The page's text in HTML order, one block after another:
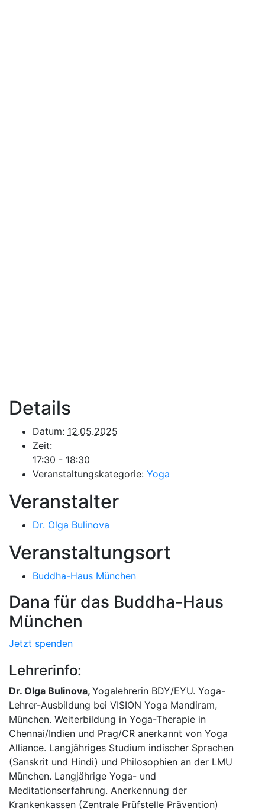
Details
Datum: 12.05.2025
Zeit:
17:30 - 18:30
Veranstaltungskategorie: Yoga
Veranstalter
Dr. Olga Bulinova
Veranstaltungsort
Buddha-Haus München
Dana für das Buddha-Haus
München
Jetzt spenden
Lehrerinfo:
Dr. Olga Bulinova, Yogalehrerin BDY/EYU. Yoga-
Lehrer-Ausbildung bei VISION Yoga Mandiram,
München. Weiterbildung in Yoga-Therapie in
Chennai/Indien und Prag/CR anerkannt von Yoga
Alliance. Langjähriges Studium indischer Sprachen
(Sanskrit und Hindi) und Philosophien an der LMU
München. Langjährige Yoga- und
Meditationserfahrung. Anerkennung der
Krankenkassen (Zentrale Prüfstelle Prävention)